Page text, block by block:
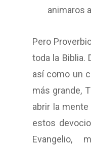
animaros
Pero
toda la Biblia.
así como un
más grande,
abrir la
estos
Evangelio,